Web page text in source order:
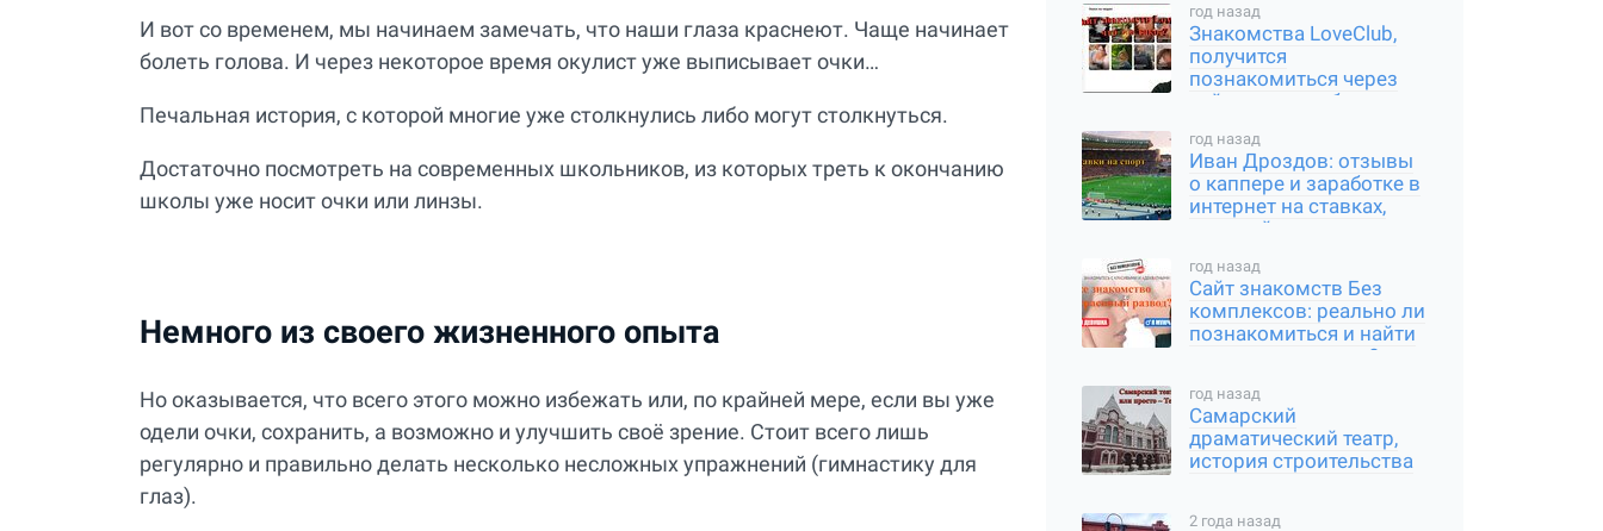
И вот со временем, мы начинаем замечать, что наши глаза краснеют. Чаще начинает
болеть голова. И через некоторое время окулист уже выписывает очки…
Печальная история, с которой многие уже столкнулись либо могут столкнуться.
Достаточно посмотреть на современных школьников, из которых треть к окончанию
школы уже носит очки или линзы.
Немного из своего жизненного опыта
Но оказывается, что всего этого можно избежать или, по крайней мере, если вы уже
одели очки, сохранить, а возможно и улучшить своё зрение. Стоит всего лишь
регулярно и правильно делать несколько несложных упражнений (гимнастику для
глаз).
год назад
Знакомства LoveClub,
получится
познакомиться через
сайт или нет, обзор
год назад
Иван Дроздов: отзывы
о каппере и заработке в
интернет на ставках,
который он предлагает
год назад
Сайт знакомств Без
комплексов: реально ли
познакомиться и найти
вторую половинку?
год назад
Самарский
драматический театр,
история строительства
2 года назад